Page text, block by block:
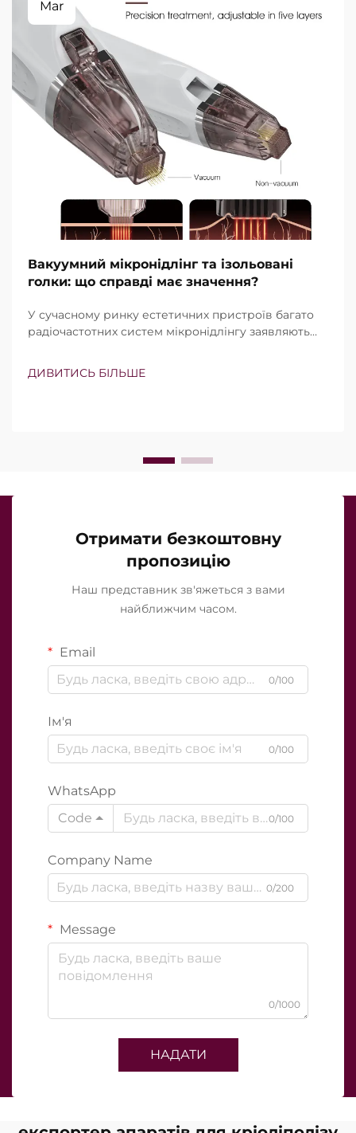
Mar
Вакуумний мікронідлінг та ізольовані
голки: що справді має значення?
У сучасному ринку естетичних пристроїв багато
радіочастотних систем мікронідлінгу заявляють
в тому, чи існують ці функції, а в тому, наскільки
ДИВИТИСЬ БІЛЬШЕ
Отримати безкоштовну
пропозицію
Наш представник зв'яжеться з вами
найближчим часом.
Email
0/100
Ім'я
0/100
WhatsApp
Code
0/100
Company Name
0/200
Message
0/1000
НАДАТИ